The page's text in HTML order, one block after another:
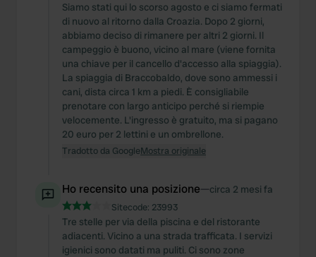
Siamo stati qui lo scorso agosto e ci siamo fermati
di nuovo al ritorno dalla Croazia. Dopo 2 giorni,
abbiamo deciso di rimanere per altri 2 giorni. Il
campeggio è buono, vicino al mare (viene fornita
una chiave per il cancello d'accesso alla spiaggia).
La spiaggia di Braccobaldo, dove sono ammessi i
cani, dista circa 1 km a piedi. È consigliabile
prenotare con largo anticipo perché si riempie
velocemente. L'ingresso è gratuito, ma si pagano
20 euro per 2 lettini e un ombrellone.
Tradotto da GoogleMostra originale
Ho recensito una posizione—circa 2 mesi fa
Sitecode: 23993
Tre stelle per via della piscina e del ristorante
adiacenti. Vicino a una strada trafficata. I servizi
igienici sono datati ma puliti. Ci sono zone